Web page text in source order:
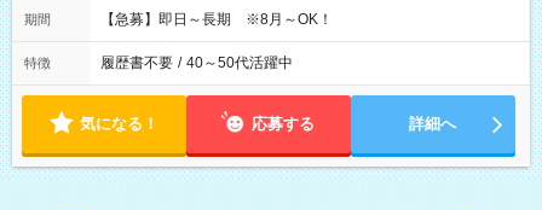
期間 【急募】即日～長期 ※8月～OK！
特徴 履歴書不要 / 40～50代活躍中
気になる！ 応募する 詳細へ